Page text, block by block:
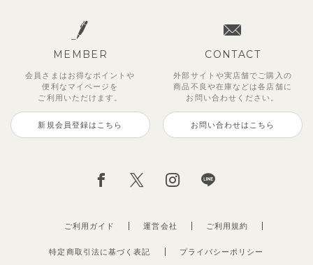
MEMBER
会員さまはお得なポイントや
便利な マイページを
ご利用いただけます。
新規会員登録はこちら
CONTACT
外部サイトや実店舗でご購入の
商品不良や在庫などは各店舗に
お問い合わせください。
お問い合わせはこちら
ご利用ガイド 運営会社
特定商取引法に基づく表記 プライバシーポリシー
ご利用規約